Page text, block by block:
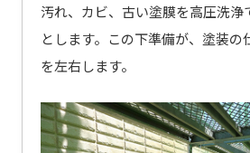
汚れ、カビ、古い塗膜を高圧洗浄
とします。この下準備が、塗装の
を左右します。